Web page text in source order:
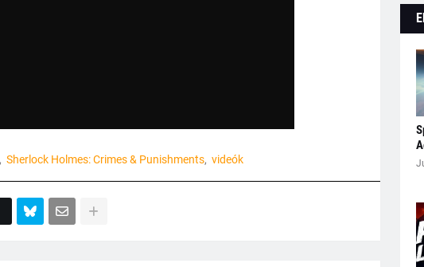
Sherlock Holmes: Crimes & Punishments videók